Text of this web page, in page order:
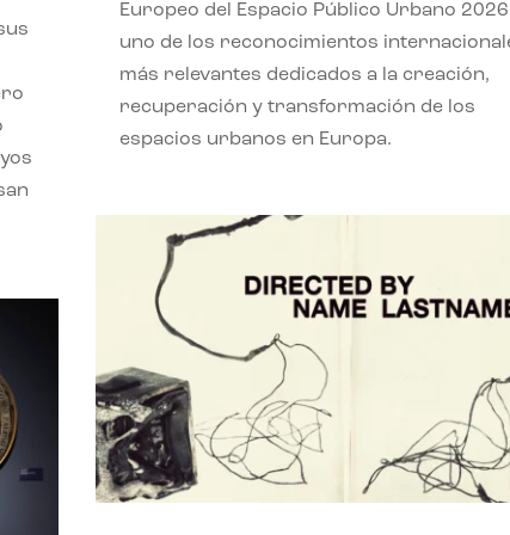
Europeo del Espacio Público Urbano
uno de los reconocimientos
más relevantes dedicados a la creación,
recuperación y transformación de los
espacios urbanos en Europa.